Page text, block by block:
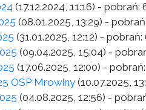
(17.12.2024, 11:16) - pobrań:
(08.01.2025, 13:29) - pobrań:
(31.01.2025, 12:12) - pobrań:
(09.04.2025, 15:04) -
(17.06.2025, 12:00) - pobrań:
OSP Mrowiny (10.07.2025,
(04.08.2025, 12:56) -